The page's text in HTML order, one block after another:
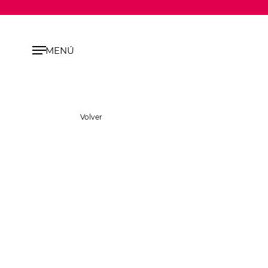
MENÚ
Volver